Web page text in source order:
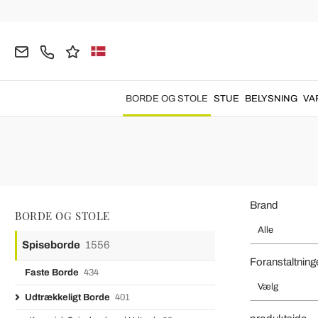
BORDE OG STOLE STUE BELYSNING
Glas Spisebord
BORDE OG STOLE
Spiseborde 1556
Faste Borde 434
Udtrækkeligt Borde 401
Brand
Alle
Vælg